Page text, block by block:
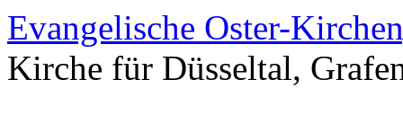
Evangelische Oster-
Kirche für Düsseltal,